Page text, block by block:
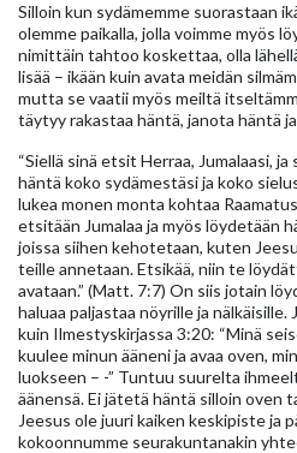
Silloin kun sydämemme suorastaan
olemme paikalla, jolla voimme myös
nimittäin tahtoo koskettaa, olla
lisää – ikään kuin avata meidän
mutta se vaatii myös meiltä
täytyy rakastaa häntä, janota häntä
“Siellä sinä etsit Herraa, Jumalaasi,
häntä koko sydämestäsi ja koko
lukea monen monta kohtaa
etsitään Jumalaa ja myös löydetään
joissa siihen kehotetaan, kuten
teille annetaan. Etsikää, niin te
avataan.” (Matt. 7:7) On siis jotain
haluaa paljastaa nöyrille ja
kuin Ilmestyskirjassa 3:20: “Minä
kuulee minun ääneni ja avaa oven,
luokseen – -” Tuntuu suurelta
äänensä. Ei jätetä häntä silloin oven
Jeesus ole juuri kaiken keskipiste ja
kokoonnumme seurakuntanakin